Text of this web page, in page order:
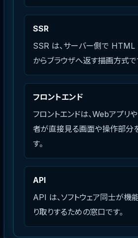
SSR
SSR は、サーバー側で HTML
からブラウザへ返す描画方式で
フロントエンド
フロントエンドは、Webアプリ
者が直接見る画面や操作部分
す。
API
API は、ソフトウェア同士が機
り取りするための窓口です。